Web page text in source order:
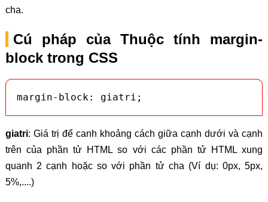
cha.
Cú pháp của Thuộc tính margin-
block trong CSS
margin-block: giatri;
giatri: Giá trị để canh khoảng cách giữa cạnh dưới và cạnh
trên của phần tử HTML so với các phần tử HTML xung
quanh 2 cạnh hoặc so với phần tử cha (Ví dụ: 0px, 5px,
5%,....)